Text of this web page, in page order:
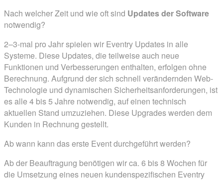
Nach welcher Zeit und wie oft sind Updates der Software
notwendig?
2–3-mal pro Jahr spielen wir Eventry Updates in alle
Systeme. Diese Updates, die teilweise auch neue
Funktionen und Verbesserungen enthalten, erfolgen ohne
Berechnung. Aufgrund der sich schnell verändernden Web-
Technologie und dynamischen Sicherheitsanforderungen, ist
es alle 4 bis 5 Jahre notwendig, auf einen technisch
aktuellen Stand umzuziehen. Diese Upgrades werden dem
Kunden in Rechnung gestellt.
Ab wann kann das erste Event durchgeführt werden?
Ab der Beauftragung benötigen wir ca. 6 bis 8 Wochen für
die Umsetzung eines neuen kundenspezifischen Eventry